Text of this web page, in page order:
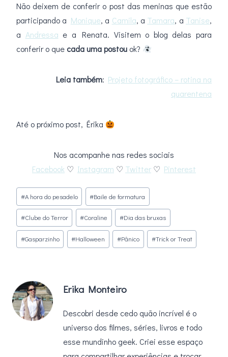
Não deixem de conferir o post das meninas que estão
participando a Monique, a Camila, a Tamara, a Tanise,
a Andressa e a Renata. Visitem o blog delas para
conferir o que cada uma postou ok?
Leia também: Projeto fotográfico – rotina na
quarentena
Até o próximo post, Érika
Nos acompanhe nas redes sociais
Facebook ♡ Instagram ♡ Twitter ♡ Pinterest
Tags
do
Post:
#A hora do pesadelo #Baile de formatura
#Clube do Terror #Coraline #Dia das bruxas
#Gasparzinho #Halloween #Pânico #Trick or Treat
Erika Monteiro
Descobri desde cedo quão incrível é o
universo dos filmes, séries, livros e todo
esse mundinho geek. Criei esse espaço